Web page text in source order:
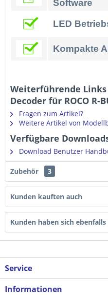
Software
LED
Kompakte
Weiterführende
Decoder für ROCO R-
Fragen zum Artikel?
Weitere Artikel von
Verfügbare
Download Benutzer
Zubehör 3
Kunden kauften auch
Kunden haben sich ebenfalls
Service
Informationen